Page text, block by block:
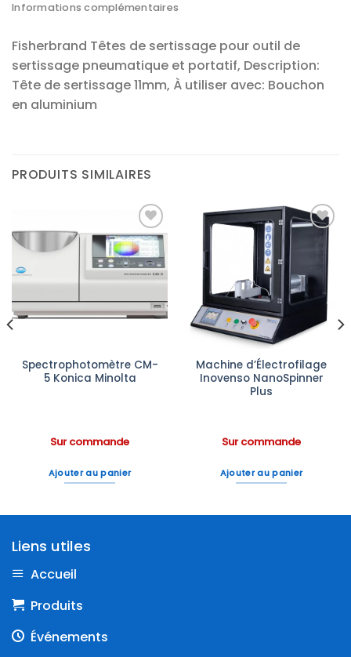
Informations complémentaires
Fisherbrand Têtes de sertissage pour outil de
sertissage pneumatique et portatif, Description:
Tête de sertissage 11mm, À utiliser avec: Bouchon
en aluminium
PRODUITS SIMILAIRES
Ajouter
à la liste
Spectrophotomètre CM-
5 Konica Minolta
Sur commande
Ajouter au panier
Ajouter
à la liste
d’envies
Machine d’Électrofilage
Inovenso NanoSpinner
Plus
Sur commande
Ajouter au panier
Liens utiles
Accueil
Produits
Événements